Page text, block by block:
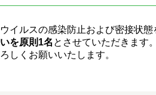
イルスの感染防止および密接状
を原則1名 とさせていただきます。
しくお願いいたします。